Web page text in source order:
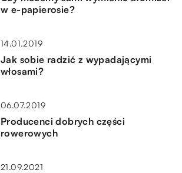
w e-papierosie?
14.01.2019
Jak sobie radzić z wypadającymi
włosami?
06.07.2019
Producenci dobrych części
rowerowych
21.09.2021